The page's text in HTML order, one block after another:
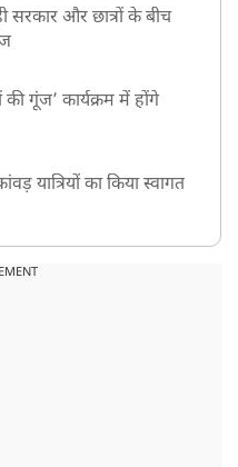
सरकार और छात्रों के बीच
की गूंज’ कार्यक्रम में होंगे
यात्रियों का किया स्वागत
लोग प्रभावित, मृतकों